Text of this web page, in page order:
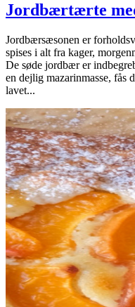
Jordbærtærte
Jordbærsæsonen er
spises i alt fra kager,
De søde jordbær er
en dejlig mazarinmasse, fås
lavet...